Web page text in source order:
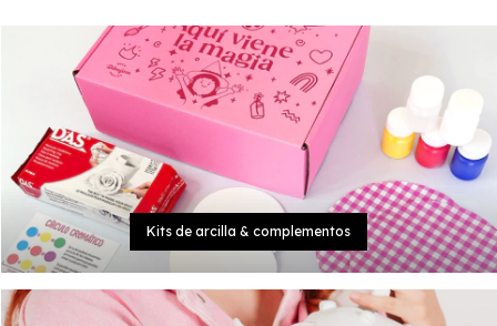
Kits de arcilla & complementos